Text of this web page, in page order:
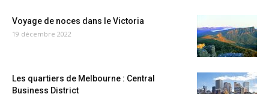
Voyage de noces dans le Victoria
19 décembre 2022
Les quartiers de Melbourne : Central
Business District